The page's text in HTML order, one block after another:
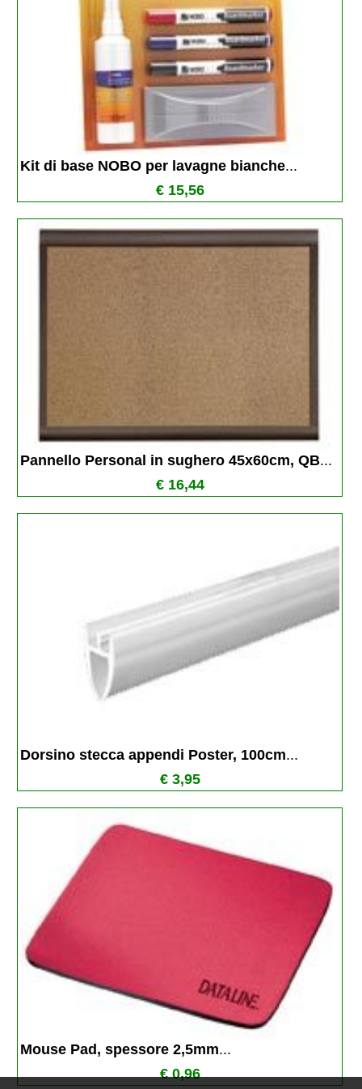
Kit di base NOBO per lavagne bianche...
€ 15,56
Pannello Personal in sughero 45x60cm, QB...
€ 16,44
Dorsino stecca appendi Poster, 100cm...
€ 3,95
Mouse Pad, spessore 2,5mm...
€ 0,96